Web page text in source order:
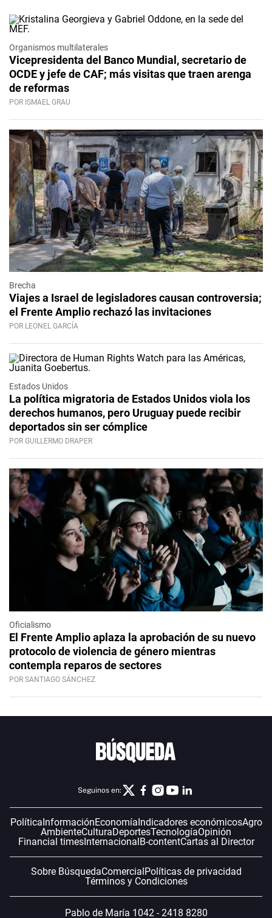
Organismos multilaterales
Vicepresidenta del Banco Mundial, secretario de
OCDE y jefe de CAF; más visitas que traen arenga
de reformas
POR ISMAEL GRAU
Brecha
Viajes a Israel de legisladores causan controversia;
el Frente Amplio rechazó las invitaciones
POR LEONEL GARCÍA
Estados Unidos
La política migratoria de Estados Unidos viola los
derechos humanos, pero Uruguay puede recibir
deportados sin ser cómplice
POR GUILLERMO DRAPER
Oficialismo
El Frente Amplio aplaza la aprobación de su nuevo
protocolo de violencia de género mientras
contempla reparos de sectores
POR SANTIAGO SÁNCHEZ
Seguinos en:
PolíticaInformaciónEconomíaIndicadores económicosAgro
AmbienteCulturaDeportesTecnologíaOpinión
Financial timesInternacionalB-contentCartas al Director
Sobre BúsquedaComercialPolíticas de privacidad
Términos y Condiciones
Pablo de María 1042 - 2418 8280